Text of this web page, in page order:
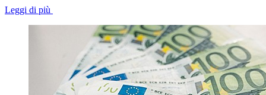
Leggi di più